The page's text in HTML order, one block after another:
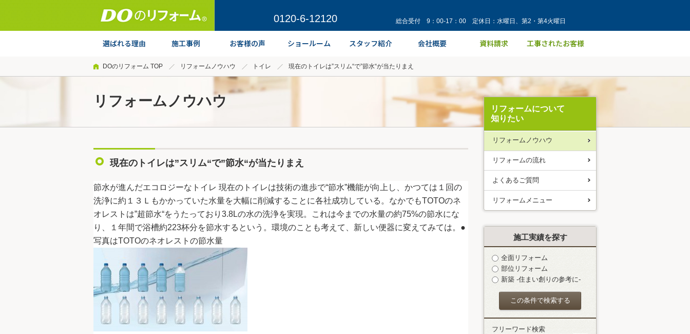
0120-6-12120 総合受付 9：00-17：00 定休日：水曜日、第2・第4火曜日
DOのリフォーム TOP リフォームノウハウ トイレ 現在のトイレは”スリム“で”節水“が当たりまえ
リフォームノウハウ
現在のトイレは”スリム“で”節水“が当たりまえ
節水が進んだエコロジーなトイレ 現在のトイレは技術の進歩で“節水”機能が向上し、かつては１回の
洗浄に約１３Ｌもかかっていた水量を大幅に削減することに各社成功している。なかでもTOTOのネ
オレストは”超節水“をうたっており3.8Lの水の洗浄を実現。これは今までの水量の約75%の節水にな
り、１年間で浴槽約223杯分を節水するという。環境のことも考えて、新しい便器に変えてみては。●
写真はTOTOのネオレストの節水量
リフォームについて
知りたい
リフォームノウハウ
リフォームの流れ
よくあるご質問
リフォームメニュー
施工実績を探す
全面リフォーム
部位リフォーム
新築 -住まい創りの参考に-
フリーワード検索